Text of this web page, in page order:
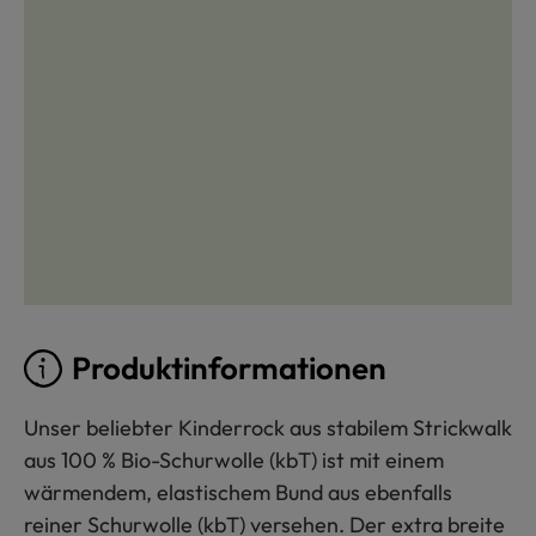
Produktinformationen
Unser beliebter Kinderrock aus stabilem Strickwalk
aus 100 % Bio-Schurwolle (kbT) ist mit einem
wärmendem, elastischem Bund aus ebenfalls
reiner Schurwolle (kbT) versehen. Der extra breite